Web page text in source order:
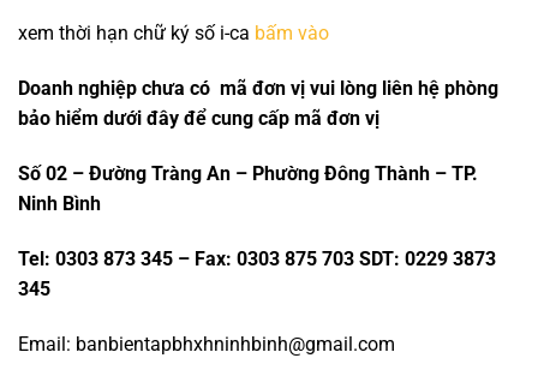
xem thời hạn chữ ký số i-ca bấm vào
Doanh nghiệp chưa có mã đơn vị vui lòng liên hệ phòng
bảo hiểm dưới đây để cung cấp mã đơn vị
Số 02 – Đường Tràng An – Phường Đông Thành – TP.
Ninh Bình
Tel: 0303 873 345 – Fax: 0303 875 703 SDT: 0229 3873
345
Email: banbientapbhxhninhbinh@gmail.com